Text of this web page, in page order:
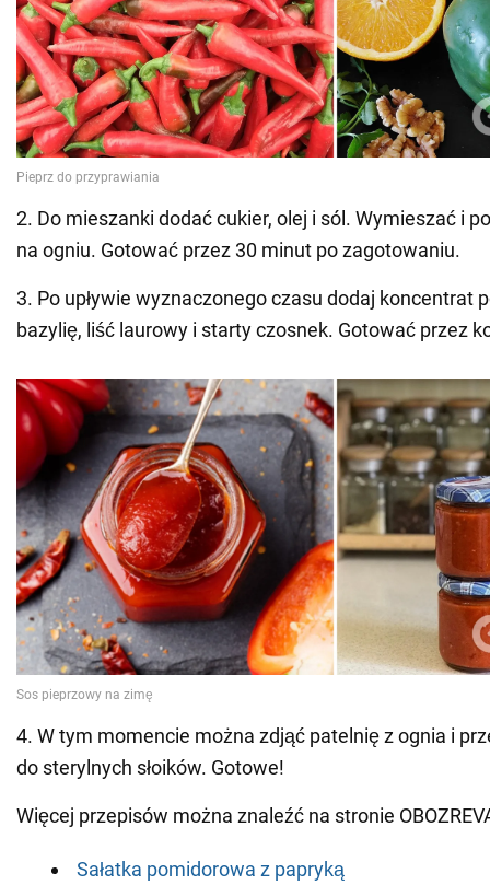
2. Do mieszanki dodać cukier, olej i sól. Wymieszać i
na ogniu. Gotować przez 30 minut po zagotowaniu.
3. Po upływie wyznaczonego czasu dodaj koncentrat
bazylię, liść laurowy i starty czosnek. Gotować przez
4. W tym momencie można zdjąć patelnię z ognia i
do sterylnych słoików. Gotowe!
Więcej przepisów można znaleźć na stronie
Sałatka pomidorowa z papryką